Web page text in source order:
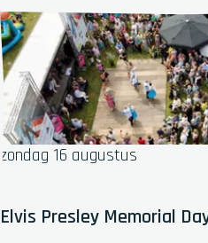
e
r
s
p
o
e
n
xElvis Presley Memorial
zondag 16 augustus